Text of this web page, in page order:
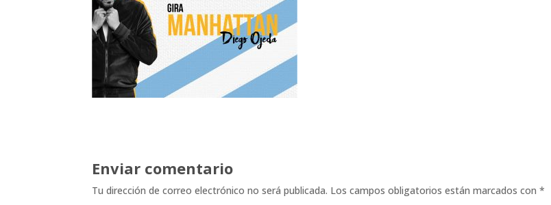
Enviar comentario
Tu dirección de correo electrónico no será publicada. Los campos obligatorios están marcados con*